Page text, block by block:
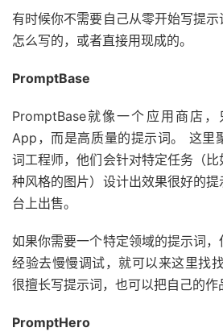
有时候你不需要自己从零开始写提
怎么写的，或者直接用现成的。
PromptBase
PromptBase就像一个应用商店
App，而是高质量的提示词。 这里
词工程师，他们会针对特定任务（
种风格的图片）设计出效果很好的
台上出售。
如果你需要一个特定领域的提示词
经验去慢慢调试，就可以来这里找
很擅长写提示词，也可以把自己的作
PromptHero